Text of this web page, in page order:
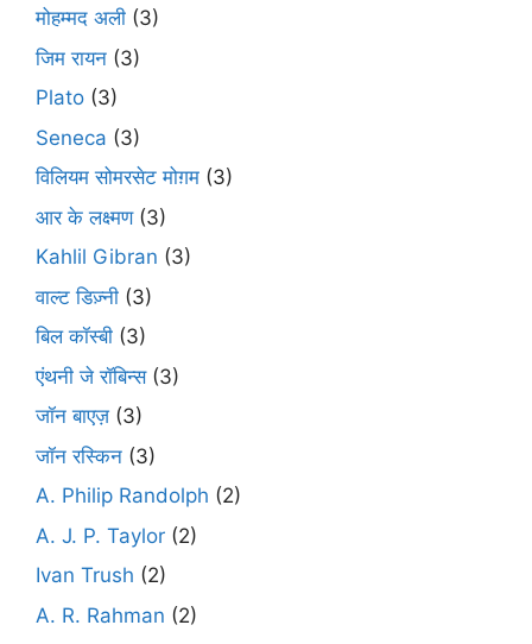
मोहम्मद अली (3)
जिम रायन (3)
Plato (3)
Seneca (3)
विलियम सोमरसेट मोग़म (3)
आर के लक्ष्मण(3)
Kahlil Gibran (3)
वाल्ट डिज़्नी (3)
बिल कॉस्बी (3)
एंथनी जे रॉबिन्स(3)
जॉन बाएज़ (3)
जॉन रस्किन (3)
A. Philip Randolph (2)
A. J. P. Taylor (2)
Ivan Trush (2)
A. R. Rahman (2)